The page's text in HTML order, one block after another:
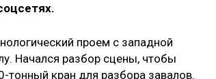
проем с западной
Начался разбор сцены, чтобы
кран для разбора завалов.